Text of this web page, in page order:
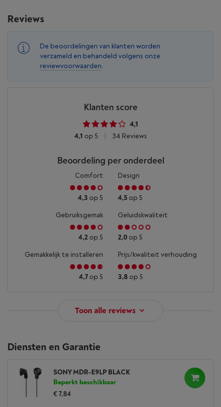
Reviews
De beoordelingen van klanten worden
verzameld en behandeld volgens onze
reviewvoorwaarden.
Klanten score
4,1
4,1 op 5 34 Reviews
Beoordeling per onderdeel
Comfort
4,3 op 5
Design
4,5 op 5
Gebruiksgemak
4,2 op 5
Geluidskwaliteit
2,0 op 5
Gemakkelijk te installeren
4,7op 5
Prijs/kwaliteit verhouding
3,8 op 5
Toon alle reviews
Diensten en Garantie
SONY MDR-E9LP BLACK
Beperkt beschikbaar
€ 7,84